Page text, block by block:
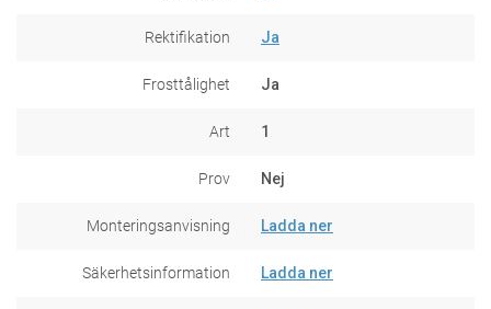
Rektifikation Ja
Frosttålighet Ja
Art 1
Prov Nej
Monteringsanvisning Ladda ner
Säkerhetsinformation Ladda ner